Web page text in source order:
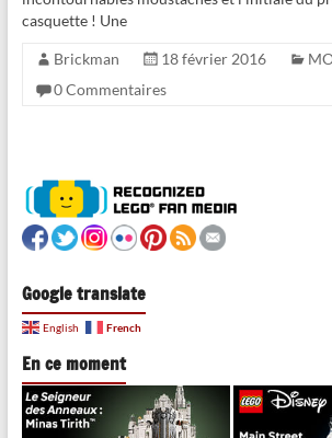
casquette ! Une
Brickman 18 février 2016
0 Commentaires
Google translate
English French
En ce moment